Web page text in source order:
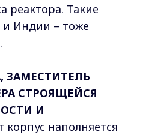
реактора. Такие
и Индии – тоже
ЗАМЕСТИТЕЛЬ
СТРОЯЩЕЙСЯ
И
корпус наполняется